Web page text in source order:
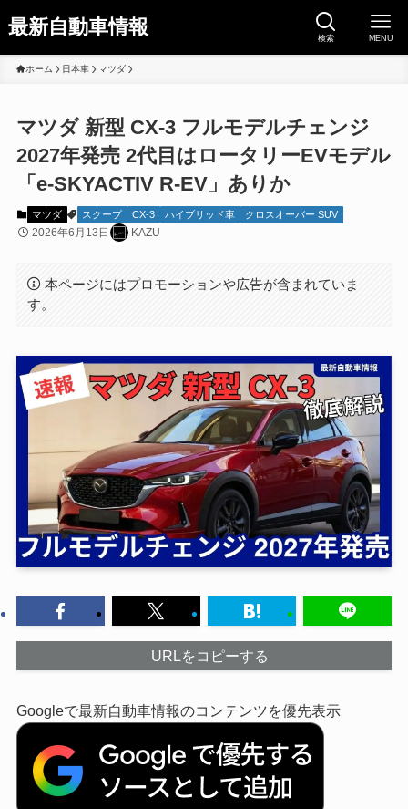
最新自動車情報 検索 MENU
ホーム 日本車 マツダ
マツダ 新型 CX-3 フルモデルチェンジ
2027年発売 2代目はロータリーEVモデル
「e-SKYACTIV R-EV」ありか
マツダ スクープ CX-3 ハイブリッド車 クロスオーバー SUV
2026年6月13日 KAZU
本ページにはプロモーションや広告が含まれていま
す。
URLをコピーする
Googleで最新自動車情報のコンテンツを優先表示